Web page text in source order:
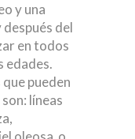
y una
del
en todos
edades.
pueden
líneas